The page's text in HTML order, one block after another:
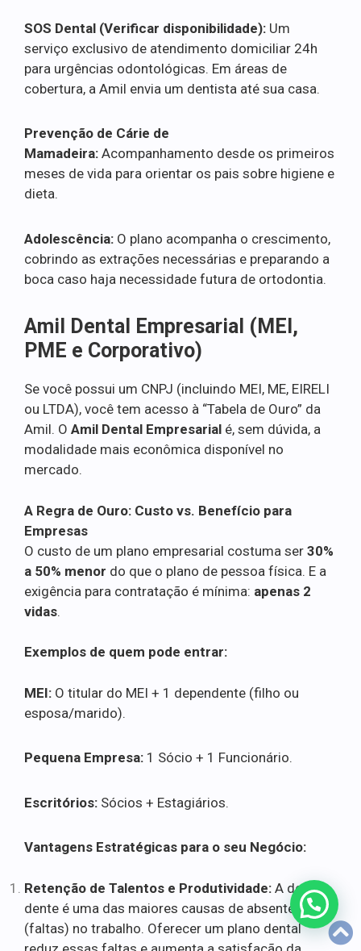
SOS Dental (Verificar disponibilidade): Um
serviço exclusivo de atendimento domiciliar 24h
para urgências odontológicas. Em áreas de
cobertura, a Amil envia um dentista até sua casa.
Prevenção de Cárie de
Mamadeira: Acompanhamento desde os primeiros
meses de vida para orientar os pais sobre higiene e
dieta.
Adolescência: O plano acompanha o crescimento,
cobrindo as extrações necessárias e preparando a
boca caso haja necessidade futura de ortodontia.
Amil Dental Empresarial (MEI,
PME e Corporativo)
Se você possui um CNPJ (incluindo MEI, ME, EIRELI
ou LTDA), você tem acesso à “Tabela de Ouro” da
Amil. O Amil Dental Empresarial é, sem dúvida, a
modalidade mais econômica disponível no
mercado.
A Regra de Ouro: Custo vs. Benefício para
Empresas
O custo de um plano empresarial costuma ser 30%
a 50% menor do que o plano de pessoa física. E a
exigência para contratação é mínima: apenas 2
vidas.
Exemplos de quem pode entrar:
MEI: O titular do MEI + 1 dependente (filho ou
esposa/marido).
Pequena Empresa: 1 Sócio + 1 Funcionário.
Escritórios: Sócios + Estagiários.
Vantagens Estratégicas para o seu Negócio:
Retenção de Talentos e Produtividade: A dor de
dente é uma das maiores causas de absenteísmo
(faltas) no trabalho. Oferecer um plano dental